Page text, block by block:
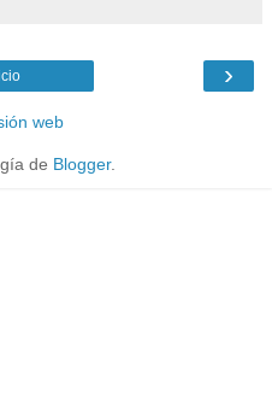
›
web
de Blogger.